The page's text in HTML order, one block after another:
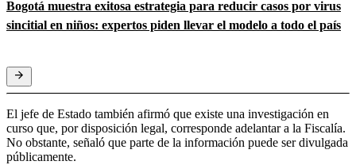
Bogotá muestra exitosa estrategia para reducir casos por virus
sincitial en niños: expertos piden llevar el modelo a todo el país
El jefe de Estado también afirmó que existe una investigación en
curso que, por disposición legal, corresponde adelantar a la Fiscalía.
No obstante, señaló que parte de la información puede ser divulgada
públicamente.